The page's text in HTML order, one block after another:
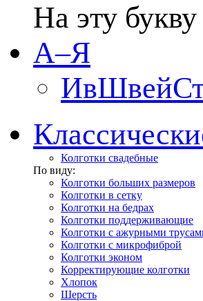
На эту
А–Я
Колготки свадебные
По виду:
Колготки больших размеров
Колготки в сетку
Колготки на бедрах
Колготки поддерживающие
Колготки с ажурными
Колготки с микрофиброй
Колготки эконом
Корректирующие колготки
Хлопок
Шерсть